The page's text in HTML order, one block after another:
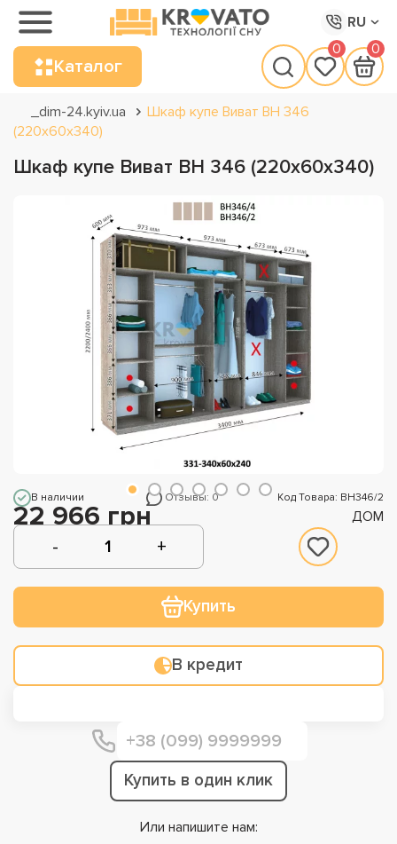
RU
Каталог
0 0
_dim-24.kyiv.ua
Шкаф купе Виват ВН 346
(220х60х340)
Шкаф купе Виват ВН 346 (220х60х340)
В наличии Отзывы: 0 Код Товара: ВН346/2
22 966 грн ДОМ
Купить
В кредит
Купить в один клик
Или напишите нам: